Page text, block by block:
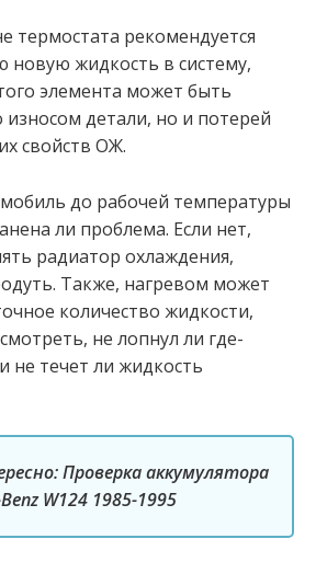
термостата рекомендуется
новую жидкость в систему,
элемента может быть
детали, но и потерей
свойств ОЖ.
до рабочей температуры
ли проблема. Если нет,
радиатор охлаждения,
Также, нагревом может
количество жидкости,
не лопнул ли где-
не течет ли жидкость
Проверка аккумулятора
W124 1985-1995